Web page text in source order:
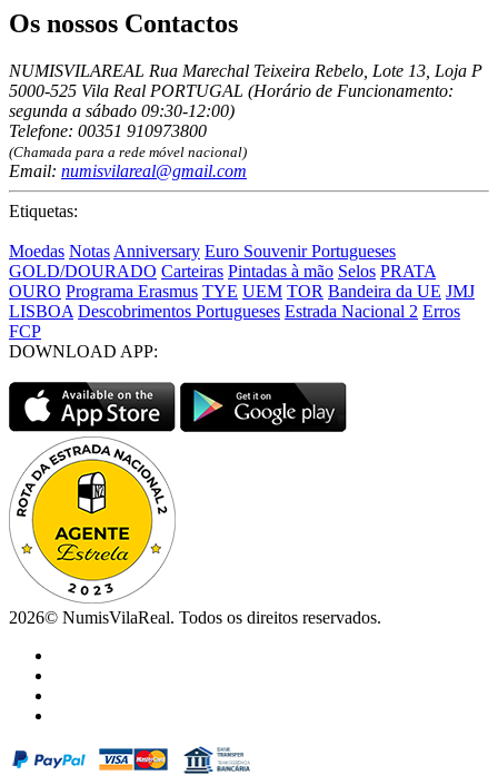
Os nossos Contactos
NUMISVILAREAL Rua Marechal Teixeira Rebelo, Lote 13, Loja P
5000-525 Vila Real PORTUGAL (Horário de Funcionamento:
segunda a sábado 09:30-12:00)
Telefone: 00351 910973800
(Chamada para a rede móvel nacional)
Email: numisvilareal@gmail.com
Etiquetas:
Moedas Notas Anniversary Euro Souvenir Portugueses
GOLD/DOURADO Carteiras Pintadas à mão Selos PRATA
OURO Programa Erasmus TYE UEM TOR Bandeira da UE JMJ
LISBOA Descobrimentos Portugueses Estrada Nacional 2 Erros
FCP
DOWNLOAD APP:
2026© NumisVilaReal. Todos os direitos reservados.